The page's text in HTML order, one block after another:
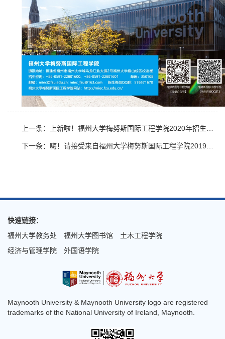
快速链接：
福州大学教务处
福州大学图书馆
土木工程学院
经济与管理学院
外国语学院
Maynooth University & Maynooth University logo are registered
trademarks of the National University of Ireland, Maynooth.